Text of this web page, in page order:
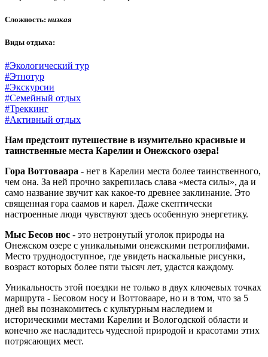
Сложность: низкая
Виды отдыха:
#Экологический тур
#Этнотур
#Экскурсии
#Семейный отдых
#Треккинг
#Активный отдых
Нам предстоит путешествие в изумительно красивые и
таинственные места Карелии и Онежского озера!
Гора Воттоваара - нет в Карелии места более таинственного,
чем она. За ней прочно закрепилась слава «места силы», да и
само название звучит как какое-то древнее заклинание. Это
священная гора саамов и карел. Даже скептически
настроенные люди чувствуют здесь особенную энергетику.
Мыс Бесов нос - это нетронутый уголок природы на
Онежском озере с уникальными онежскими петроглифами.
Место труднодоступное, где увидеть наскальные рисунки,
возраст которых более пяти тысяч лет, удастся каждому.
Уникальность этой поездки не только в двух ключевых точках
маршрута - Бесовом носу и Воттовааре, но и в том, что за 5
дней вы познакомитесь с культурным наследием и
историческими местами Карелии и Вологодской области и
конечно же насладитесь чудесной природой и красотами этих
потрясающих мест.